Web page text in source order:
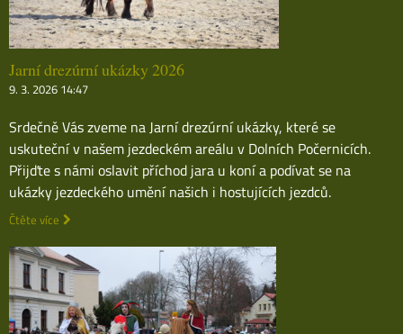
Jarní drezúrní ukázky 2026
9. 3. 2026 14:47
Srdečně Vás zveme na Jarní drezúrní ukázky, které se
uskuteční v našem jezdeckém areálu v Dolních Počernicích.
Přijďte s námi oslavit příchod jara u koní a podívat se na
ukázky jezdeckého umění našich i hostujících jezdců.
Čtěte více